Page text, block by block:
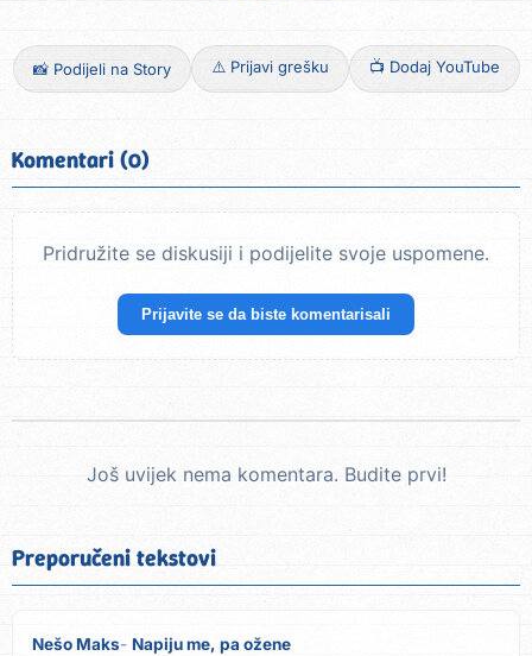
📸 Podijeli na Story ⚠️ Prijavi grešku 📺 Dodaj YouTube
Komentari (0)
Pridružite se diskusiji i podijelite svoje uspomene.
Prijavite se da biste komentarisali
Još uvijek nema komentara. Budite prvi!
Preporučeni tekstovi
Nešo Maks Napiju me, pa ožene